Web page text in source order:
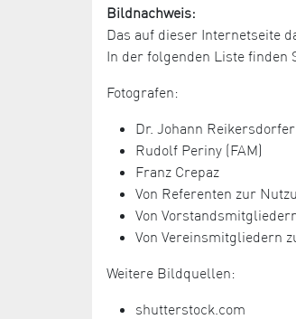
Bildnachweis:
Das auf dieser Internetseite
In der folgenden Liste finden
Fotografen:
Dr. Johann Reikersdorfer
Rudolf Periny (FAM)
Franz Crepaz
Von Referenten zur
Von
Von Vereinsmitgliedern
Weitere Bildquellen:
shutterstock.com